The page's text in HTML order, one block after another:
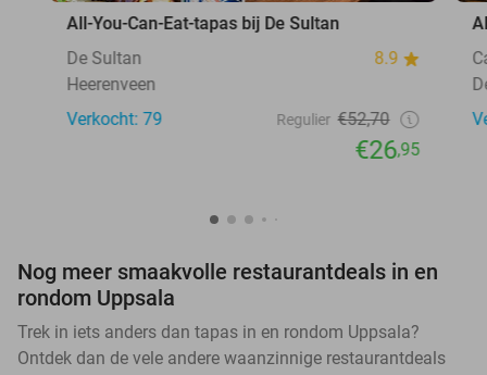
All-You-Can-Eat-tapas bij De Sultan
De Sultan
8.9
Heerenveen
Verkocht: 79
Regulier €52,70
€26,95
Nog meer smaakvolle restaurantdeals in en
rondom Uppsala
Trek in iets anders dan tapas in en rondom Uppsala?
Ontdek dan de vele andere waanzinnige restaurantdeals